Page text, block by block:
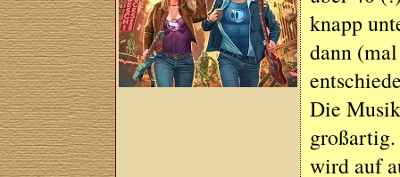
knapp
dann
Die
wird auf